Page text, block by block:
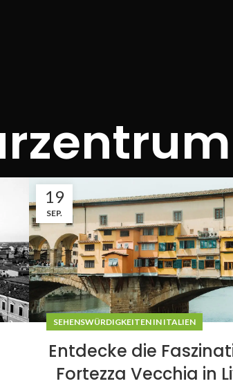
19
SEP.
SEHENSWÜRDIGKEITEN IN ITALIEN
Entdecke die
Fortezza Vecchia in